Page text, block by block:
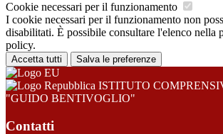
Cookie necessari per il funzionamento
I cookie necessari per il funzionamento non
disabilitati. È possibile consultare l'elenco nella
policy.
Accetta tutti Salva le preferenze
ISTITUTO
"GUIDO BENTIVOGLIO"
Contatti